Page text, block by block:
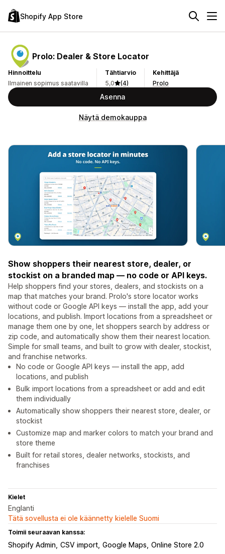
Shopify App Store
Prolo: Dealer & Store Locator
Hinnoittelu
Ilmainen sopimus saatavilla
Tähtiarvio
5,0
(4)
Kehittäjä
Prolo
Asenna
Näytä demokauppa
Show shoppers their nearest store, dealer, or
stockist on a branded map — no code or API keys.
Help shoppers find your stores, dealers, and stockists on a
map that matches your brand. Prolo's store locator works
without code or Google API keys — install the app, add your
locations, and publish. Import locations from a spreadsheet or
manage them one by one, let shoppers search by address or
zip code, and automatically show them their nearest location.
Simple for small teams, and built to grow with dealer, stockist,
and franchise networks.
No code or Google API keys — install the app, add
locations, and publish
Bulk import locations from a spreadsheet or add and edit
them individually
Automatically show shoppers their nearest store, dealer, or
stockist
Customize map and marker colors to match your brand and
store theme
Built for retail stores, dealer networks, stockists, and
franchises
Kielet
Englanti
Tätä sovellusta ei ole käännetty kielelle Suomi
Toimii seuraavan kanssa:
Shopify Admin CSV import Google Maps Online Store 2.0